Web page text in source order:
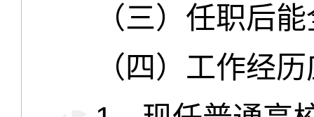
（三）任职后能
（四）工作经历